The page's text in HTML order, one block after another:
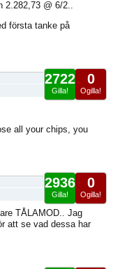
2.282,73 @ 6/2..
första tanke på
0
Ogilla!
2722
Gilla!
all your chips, you
0
Ogilla!
2936
Gilla!
TÅLAMOD.. Jag
att se vad dessa har